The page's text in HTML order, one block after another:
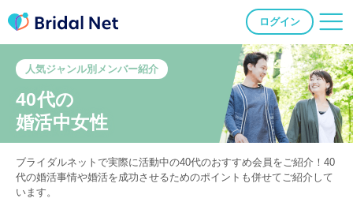
ログイン
人気ジャンル別メンバー紹介
40代の
婚活中女性
ブライダルネットで実際に活動中の40代のおすすめ会員をご紹介！40
代の婚活事情や婚活を成功させるためのポイントも併せてご紹介して
います。